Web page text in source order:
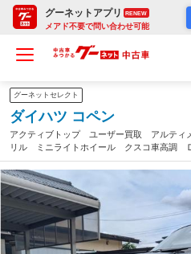
グーネットアプリ RENEW
メアド不要で問い合わせ可能
グーネットセレクト
ダイハツ コペン
アクティブトップ ユーザー買取 アルティ
リル ミニライトホイール クスコ車高調
ー（長野県）